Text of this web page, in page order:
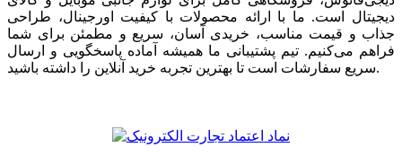
دیجیتال است. ما با ارائه محصولات با کیفیت اورجینال، طراحی
جذاب و قیمت مناسب، خریدی آسان، سریع و مطمئن برای شما
فراهم می‌کنیم. تیم پشتیبانی ما همیشه آماده پاسخگویی و ارسال
سریع سفارشات است تا بهترین تجربه خرید آنلاین را داشته باشید.